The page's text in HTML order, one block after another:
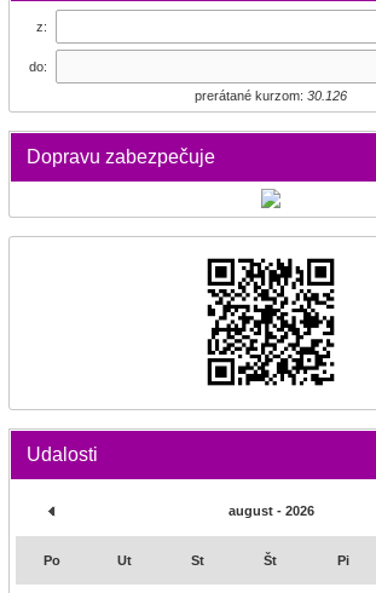
z:
do:
prerátané kurzom: 30.126
Dopravu zabezpečuje
Udalosti
august - 2026
Po Ut St Št Pi